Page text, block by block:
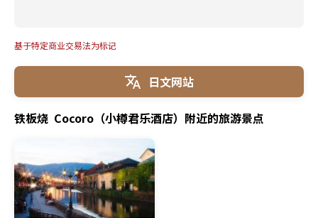
基于特定商业交易法为标记
日文网站
铁板烧 Cocoro（小樽君乐酒店）附近的旅游景点